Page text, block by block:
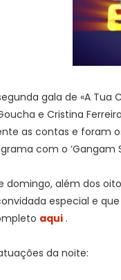
gala de «A Tua
e Cristina
as contas e foram
com o ‘Gangam
domingo, além dos
especial e
aqui .
da noite: